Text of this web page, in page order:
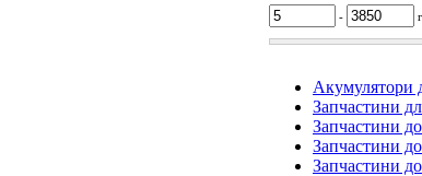
-
Акумулятори
Запчастини
Запчастини
Запчастини
Запчастини